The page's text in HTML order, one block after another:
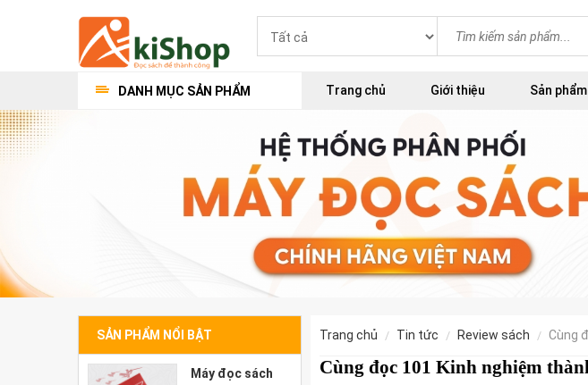
DANH MỤC SẢN PHẨM Trang chủ Giới thiệu Sản phẩm
SẢN PHẨM NỔI BẬT
Máy đọc sách
trang chủ tin tức review sách cùng
Cùng đọc 101 Kinh nghiệm